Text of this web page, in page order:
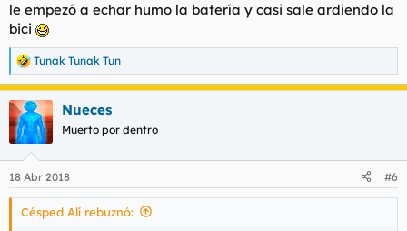
le empezó a echar humo la batería y casi sale ardiendo la
bici
R
e
a
c
c
i
e
s
Tunak Tunak Tun
Nueces
Muerto por dentro
18 Abr 2018 #6
Césped Alí rebuznó: